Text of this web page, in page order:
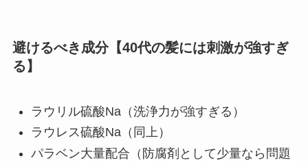
避けるべき成分【40代の髪には刺激が強すぎ
る】
ラウリル硫酸Na（洗浄力が強すぎる）
ラウレス硫酸Na（同上）
パラベン大量配合（防腐剤として少量なら問題